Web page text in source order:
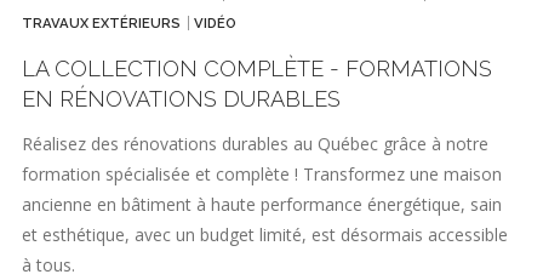
TRAVAUX EXTÉRIEURS
VIDÉO
LA COLLECTION COMPLÈTE - FORMATIONS
EN RÉNOVATIONS DURABLES
Réalisez des rénovations durables au Québec grâce à notre
formation spécialisée et complète ! Transformez une maison
ancienne en bâtiment à haute performance énergétique, sain
et esthétique, avec un budget limité, est désormais accessible
à tous.